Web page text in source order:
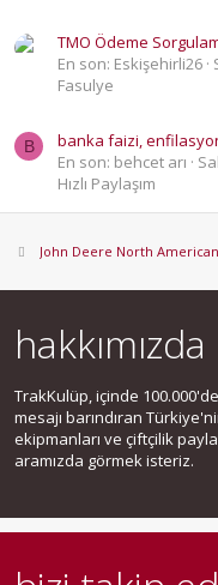
TMO Ödeme
En son: Eskişehirli26
Fasulye
B
banka faizi,
En son: behcet arı
Hızlı Paylaşım
John Deere North
hakkımızda
TrakKulüp, içinde
mesajı barındıran
ekipmanları ve çiftçilik
aramızda görmek isteriz.